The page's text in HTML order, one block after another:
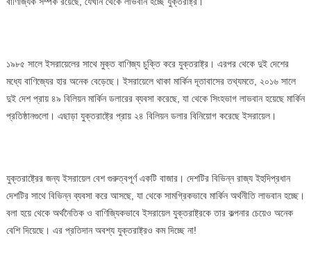
১৯৮৫ সালে ইসরায়েলের সাথে মুক্ত বাণিজ্য চুক্তি করে যুক্তরাষ্ট্র। এরপর থেকে দুই দেশের
মধ্যে বাণিজ্যের হার অনেক বেড়েছে। ইসরায়েলে থাকা মার্কিন দূতাবাসের তথ্যমতে, ২০১৬ সালে
দুই দেশ প্রায় ৪৯ বিলিয়ন মার্কিন ডলারের ব্যবসা করেছে, যা থেকে সিংহভাগ লাভবান হয়েছে মার্কিন
প্রতিষ্ঠানগুলো। এছাড়া যুক্তরাষ্ট্রে প্রায় ২৪ বিলিয়ন ডলার বিনিয়োগ করেছে ইসরায়েল।
যুক্তরাষ্ট্রের জন্য ইসরায়েল বেশ গুরুত্বপূর্ণ একটি বাজার। দেশটির বিভিন্ন রাজ্য ইহুদিপ্রধান
দেশটির সাথে বিভিন্ন ব্যবসা করে আসছে, যা থেকে সামগ্রিকভাবে মার্কিন অর্থনীতি লাভবান হচ্ছে।
বলা হয়ে থেকে অর্থনৈতিক ও বাণিজ্যিকভাবে ইসরায়েল যুক্তরাষ্ট্রকে তার কল্পনার চেয়েও অনেক
বেশি দিয়েছে। এর প্রতিদান অবশ্য যুক্তরাষ্ট্রও কম দিচ্ছে না!